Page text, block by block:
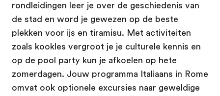
rondleidingen leer je over de geschiedenis van
de stad en word je gewezen op de beste
plekken voor ijs en tiramisu. Met activiteiten
zoals kookles vergroot je je culturele kennis en
op de pool party kun je afkoelen op hete
zomerdagen. Jouw programma Italiaans in Rome
omvat ook optionele excursies naar geweldige